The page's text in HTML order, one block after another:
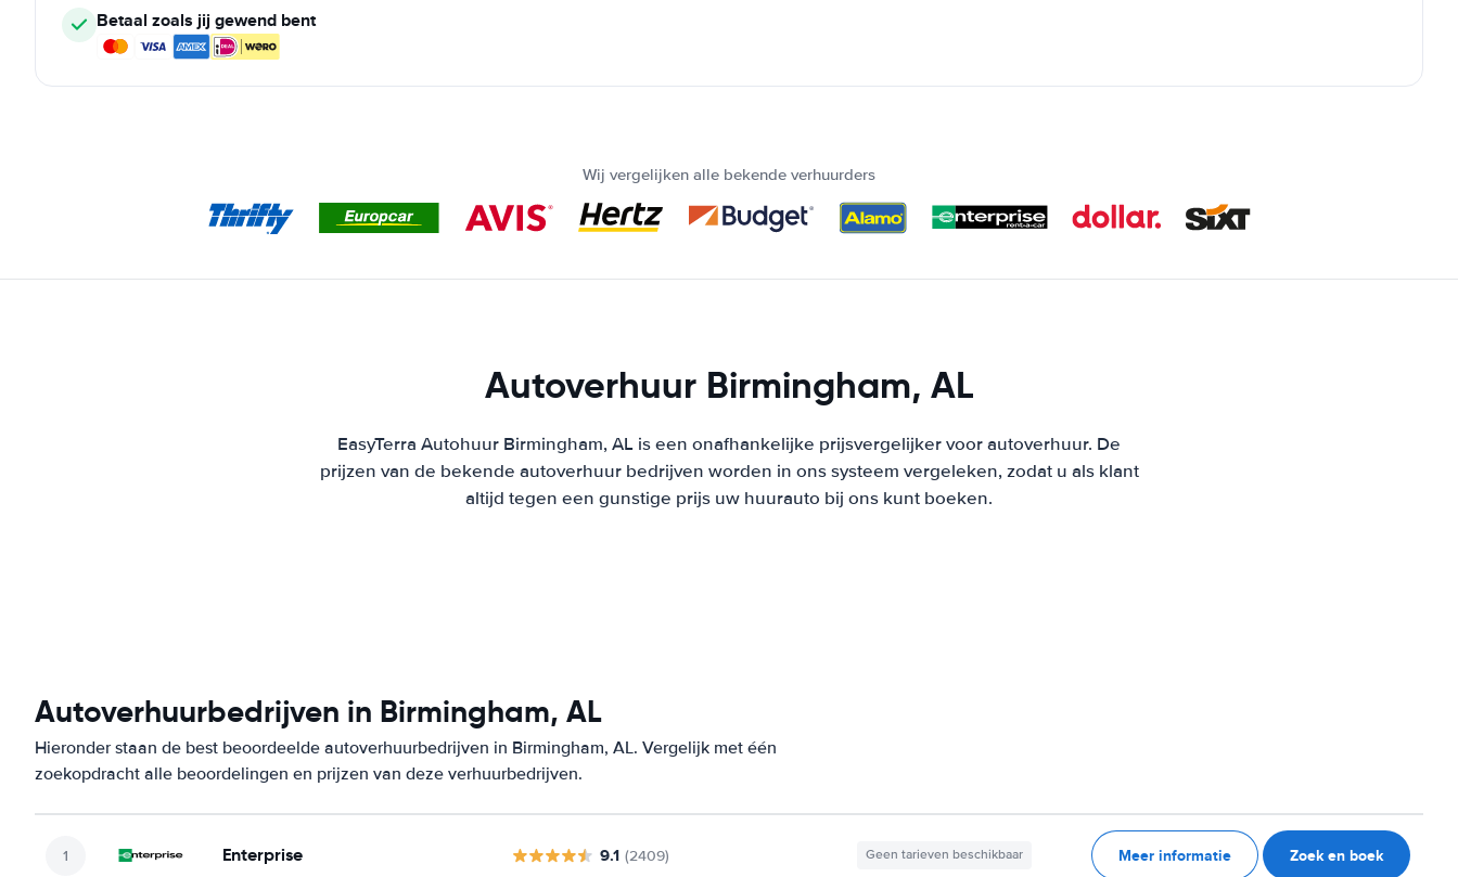
Betaal zoals jij gewend bent
Wij vergelijken alle bekende verhuurders
Autoverhuur Birmingham, AL
EasyTerra Autohuur Birmingham, AL is een onafhankelijke prijsvergelijker voor autoverhuur. De
prijzen van de bekende autoverhuur bedrijven worden in ons systeem vergeleken, zodat u als klant
altijd tegen een gunstige prijs uw huurauto bij ons kunt boeken.
Autoverhuurbedrijven in Birmingham, AL
Hieronder staan de best beoordeelde autoverhuurbedrijven in Birmingham, AL. Vergelijk met één
zoekopdracht alle beoordelingen en prijzen van deze verhuurbedrijven.
Enterprise 9.1 (2409) Geen tarieven beschikbaar Meer informatie Zoek en boek